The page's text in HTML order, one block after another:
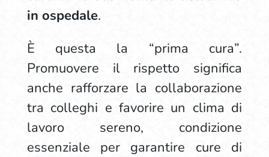
in ospedale.
È questa la “prima cura”.
Promuovere il rispetto significa
anche rafforzare la collaborazione
tra colleghi e favorire un clima di
lavoro sereno, condizione
essenziale per garantire cure di